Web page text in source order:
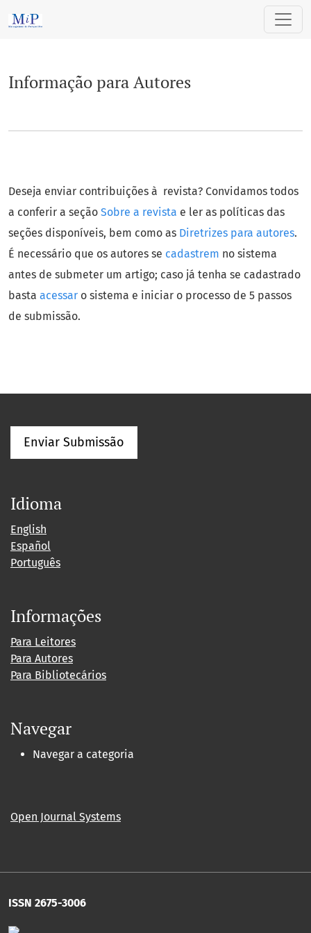
Informação para Autores
Deseja enviar contribuições à revista? Convidamos todos
a conferir a seção Sobre a revista e ler as políticas das
seções disponíveis, bem como as Diretrizes para autores.
É necessário que os autores se cadastrem no sistema
antes de submeter um artigo; caso já tenha se cadastrado
basta acessar o sistema e iniciar o processo de 5 passos
de submissão.
Enviar Submissão
Idioma
English
Español
Português
Informações
Para Leitores
Para Autores
Para Bibliotecários
Navegar
Navegar a categoria
Open Journal Systems
ISSN 2675-3006